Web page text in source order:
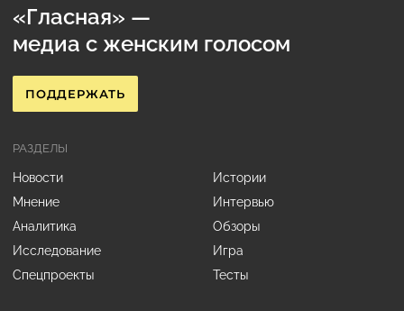
«Гласная» —
медиа с женским голосом
ПОДДЕРЖАТЬ
РАЗДЕЛЫ
Новости
Истории
Мнение
Интервью
Аналитика
Обзоры
Исследование
Игра
Спецпроекты
Тесты